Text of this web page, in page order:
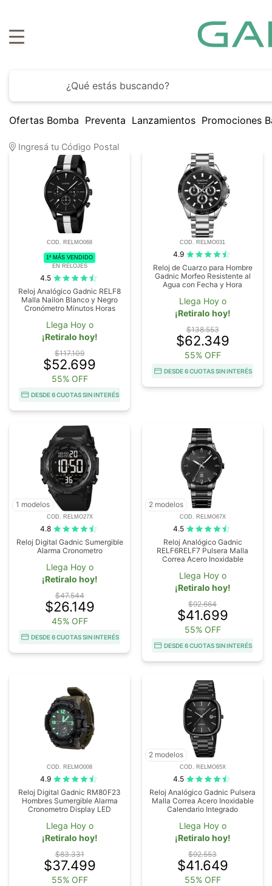
Ofertas Bomba Preventa Lanzamientos Promociones
Ingresá tu Código Postal
33
COD. RELMO068
1º MÁS VENDIDO
EN RELOJES
4.5
Reloj Analógico Gadnic RELF8
Malla Nailon Blanco y Negro
Cronómetro Minutos Horas
Llega Hoy o
¡Retiralo hoy!
$117.109
$52.699
55% OFF
DESDE 6 CUOTAS SIN INTERÉS
COD. RELMO031
4.9
Reloj de Cuarzo para Hombre
Gadnic Morfeo Resistente al
Agua con Fecha y Hora
Llega Hoy o
¡Retiralo hoy!
$138.553
$62.349
55% OFF
DESDE 6 CUOTAS SIN INTERÉS
1 modelos
COD. RELMO27X
4.8
Reloj Digital Gadnic Sumergible
Alarma Cronometro
Llega Hoy o
¡Retiralo hoy!
$47.544
$26.149
45% OFF
DESDE 6 CUOTAS SIN INTERÉS
2 modelos
COD. RELMO67X
4.5
Reloj Analógico Gadnic
RELF6RELF7 Pulsera Malla
Correa Acero Inoxidable
Llega Hoy o
¡Retiralo hoy!
$92.664
$41.699
55% OFF
DESDE 6 CUOTAS SIN INTERÉS
COD. RELMO008
4.9
Reloj Digital Gadnic RM80F23
Hombres Sumergible Alarma
Cronometro Display LED
Llega Hoy o
¡Retiralo hoy!
$83.331
$37.499
55% OFF
2 modelos
COD. RELMO65X
4.5
Reloj Analógico Gadnic Pulsera
Malla Correa Acero Inoxidable
Calendario Integrado
Llega Hoy o
¡Retiralo hoy!
$92.553
$41.649
55% OFF